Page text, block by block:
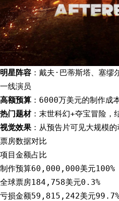
明星阵容 ：戴夫·巴蒂斯塔、塞
一线演员
高额预算 ：6000万美元的制作成
热门题材：末世科幻+夺宝冒险，
视觉效果：从预告片可见大规模
票房数据对比
项目金额占比
制作预算60,000,000美元100%
全球票房184,758美元0.3%
亏损金额59,815,242美元